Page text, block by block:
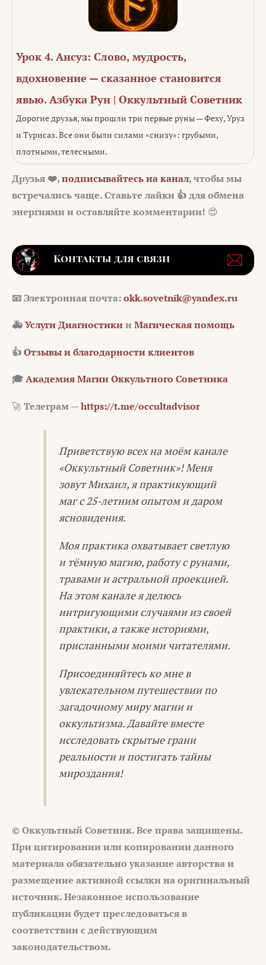
Урок 4. Ансуз: Слово, мудрость,
вдохновение — сказанное становится
явью. Азбука Рун | Оккультный Советник
Дорогие друзья, мы прошли три первые руны — Феху, Уруз
и Турисаз. Все они были силами «снизу»: грубыми,
плотными, телесными.
Друзья ❤️,подписывайтесь на канал, чтобы мы
встречались чаще. Ставьте лайки 👍 для обмена
энергиями и оставляйте комментарии! 😍
📧Электронная почта:okk.sovetnik@yandex.ru
🚑Услуги ДиагностикииМагическая помощь
👍Отзывы и благодарности клиентов
🎓Академия Магии Оккультного Советника
🚀Телеграм —https://t.me/occultadvisor
Приветствую всех на моём канале
«Оккультный Советник»! Меня
зовут Михаил, я практикующий
маг с 25-летним опытом и даром
ясновидения.
Моя практика охватывает светлую
и тёмную магию, работу с рунами,
травами и астральной проекцией.
На этом канале я делюсь
интригующими случаями из своей
практики, а также историями,
присланными моими читателями.
Присоединяйтесь ко мне в
увлекательном путешествии по
загадочному миру магии и
оккультизма. Давайте вместе
исследовать скрытые грани
реальности и постигать тайны
мироздания!
© Оккультный Советник. Все права защищены.
При цитировании или копировании данного
материала обязательно указание авторства и
размещение активной ссылки на оригинальный
источник. Незаконное использование
публикации будет преследоваться в
соответствии с действующим
законодательством.